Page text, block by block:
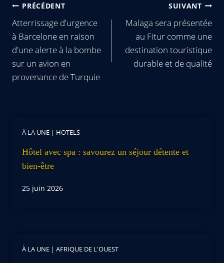
PRÉCÉDENT
Atterrissage d'urgence
à Barcelone en raison
d'une alerte à la bombe
sur un avion en
provenance de Turquie
SUIVANT
Malaga sera présentée
au Fitur comme une
destination touristique
durable et de qualité
À LA UNE | HOTELS
Hôtel avec spa : savourez un séjour détente et
bien-être
25 juin 2026
À LA UNE | AFRIQUE DE L'OUEST